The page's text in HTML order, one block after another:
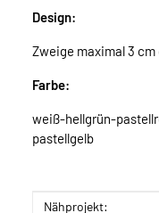
Design:
Zweige maximal 3
Farbe:
weiß-hellgrün-
pastellgelb
Produkteigenschaft
Wert
Nähprojekt: